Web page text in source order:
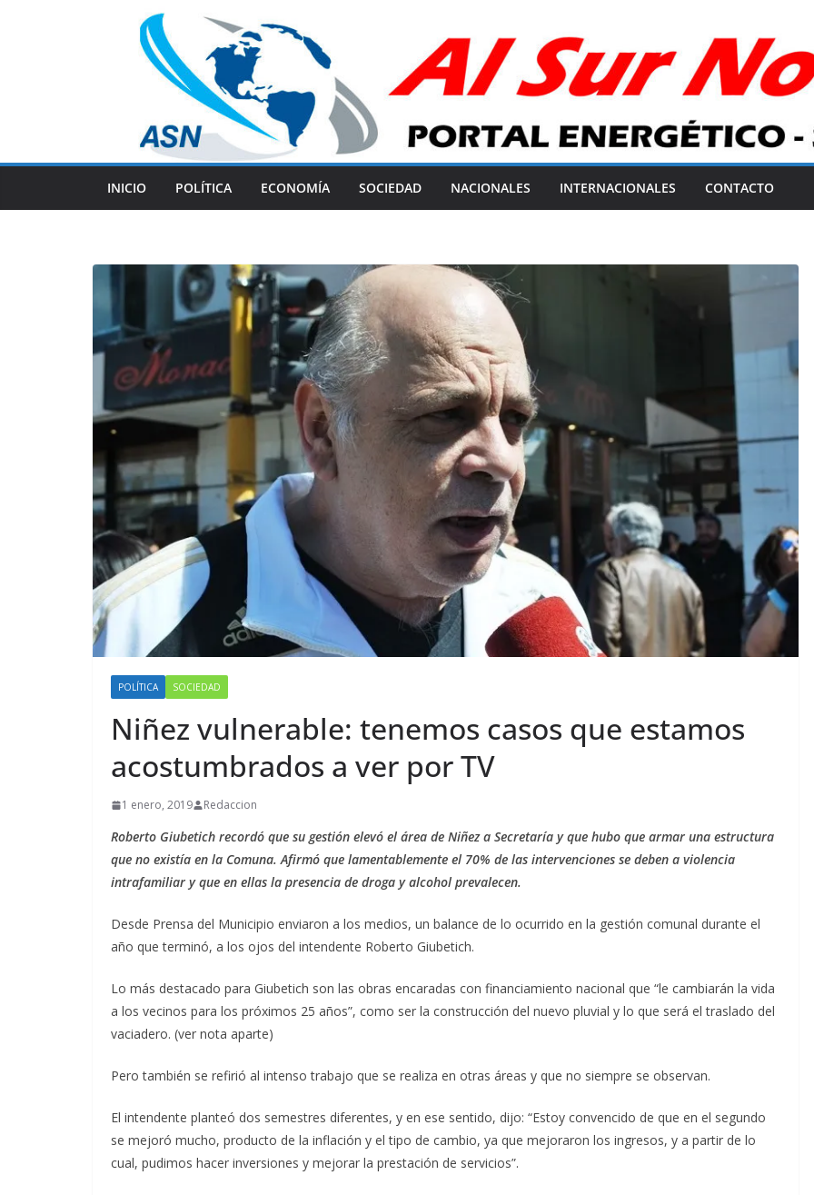
INICIO POLÍTICA ECONOMÍA SOCIEDAD NACIONALES INTERNACIONALES CONTACTO
POLÍTICA SOCIEDAD
Niñez vulnerable: tenemos casos que estamos
acostumbrados a ver por TV
1 enero, 2019 Redaccion
Roberto Giubetich recordó que su gestión elevó el área de Niñez a Secretaría y que hubo que armar una estructura
que no existía en la Comuna. Afirmó que lamentablemente el 70% de las intervenciones se deben a violencia
intrafamiliar y que en ellas la presencia de droga y alcohol prevalecen.
Desde Prensa del Municipio enviaron a los medios, un balance de lo ocurrido en la gestión comunal durante el
año que terminó, a los ojos del intendente Roberto Giubetich.
Lo más destacado para Giubetich son las obras encaradas con financiamiento nacional que “le cambiarán la vida
a los vecinos para los próximos 25 años”, como ser la construcción del nuevo pluvial y lo que será el traslado del
vaciadero. (ver nota aparte)
Pero también se refirió al intenso trabajo que se realiza en otras áreas y que no siempre se observan.
El intendente planteó dos semestres diferentes, y en ese sentido, dijo: “Estoy convencido de que en el segundo
se mejoró mucho, producto de la inflación y el tipo de cambio, ya que mejoraron los ingresos, y a partir de lo
cual, pudimos hacer inversiones y mejorar la prestación de servicios”.